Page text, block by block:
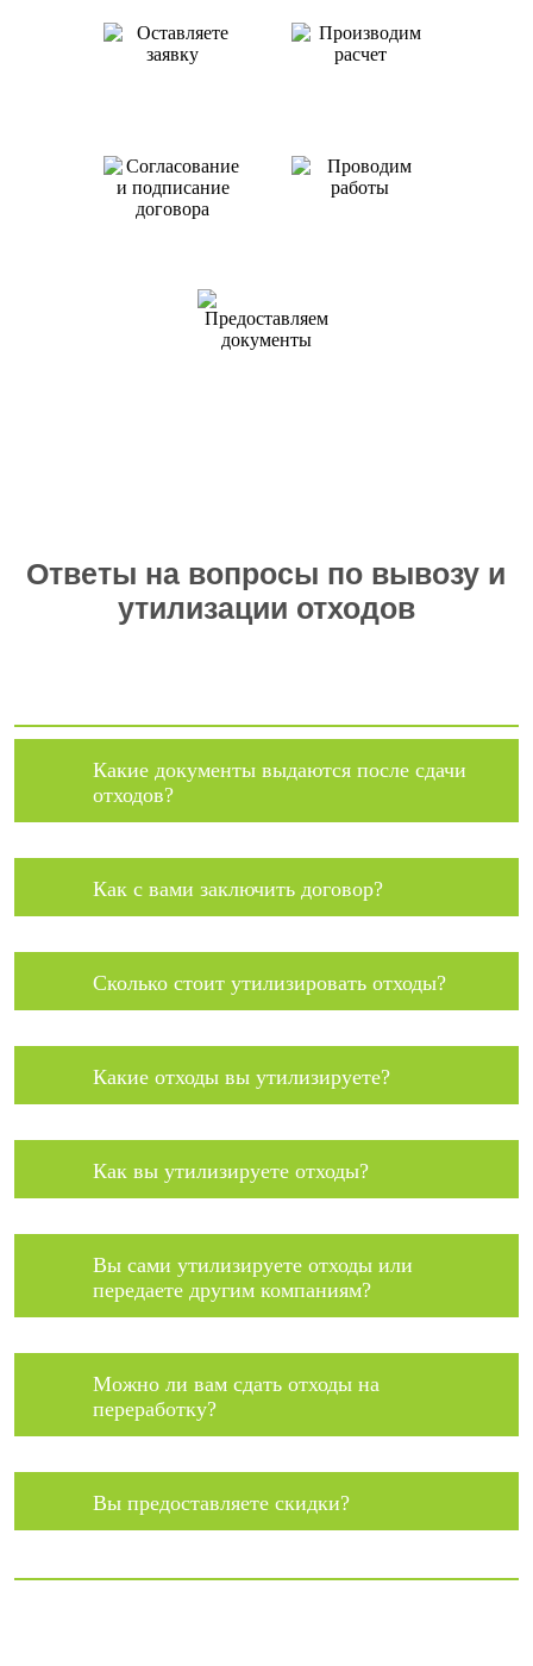
Ответы на вопросы по вывозу и
утилизации отходов
Какие документы выдаются после сдачи
отходов?
Как с вами заключить договор?
Сколько стоит утилизировать отходы?
Какие отходы вы утилизируете?
Как вы утилизируете отходы?
Вы сами утилизируете отходы или
передаете другим компаниям?
Можно ли вам сдать отходы на
переработку?
Вы предоставляете скидки?